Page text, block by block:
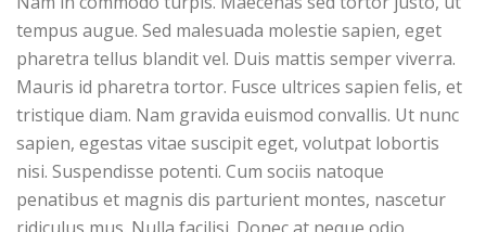
tempus augue. Sed malesuada molestie sapien, eget
pharetra tellus blandit vel. Duis mattis semper viverra.
Mauris id pharetra tortor. Fusce ultrices sapien felis, et
tristique diam. Nam gravida euismod convallis. Ut nunc
sapien, egestas vitae suscipit eget, volutpat lobortis
nisi. Suspendisse potenti. Cum sociis natoque
penatibus et magnis dis parturient montes, nascetur